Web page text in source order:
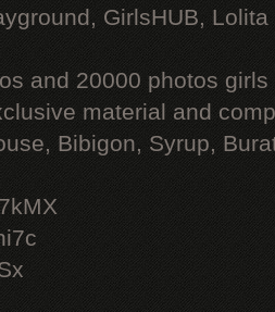
GirlsHUB, Lolita
and 20000 photos
material and
Bibigon, Syrup,